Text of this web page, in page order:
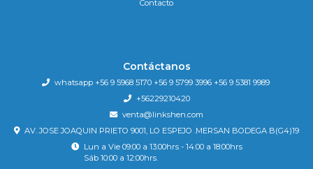
Contacto
Contáctanos
whatsapp +56 9 5968 5170 +56 9 5799 3996 +56 9 5381 9989
+56229210420
venta@linkshen.com
AV. JOSE JOAQUIN PRIETO 9001, LO ESPEJO .MERSAN BODEGA B(G4)19
Lun a Vie 09:00 a 13:00hrs - 14:00 a 18:00hrs
Sáb 10:00 a 12:00hrs.